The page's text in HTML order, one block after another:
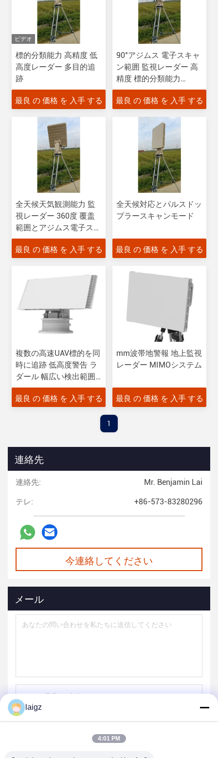
ビデオ
標的分類能力 高精度 低
高度レーダー 多目的追
跡
最良 の 価格 を 入手 する
90°アジムス 電子スキャ
ン範囲 監視レーダー 高
精度 標的分類能力
AC/DC電源
最良 の 価格 を 入手 する
全天候天気観測能力 監
視レーダー 360度 覆盖
範囲とアジムス電子スキ
ャン範囲 90°
最良 の 価格 を 入手 する
全天候対応とパルスドッ
プラースキャンモード
最良 の 価格 を 入手 する
複数の高速UAV標的を同
時に追跡 低高度警告 ラ
ダール 幅広い検出範囲
50メートル以下
最良 の 価格 を 入手 する
mm波帯地警報 地上監視
レーダー MIMOシステム
最良 の 価格 を 入手 する
1
連絡先
連絡先: Mr. Benjamin Lai
テレ: +86-573-83280296
今連絡してください
メール
送信する
laigz
4:01 PM